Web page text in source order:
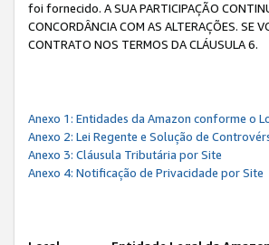
foi fornecido. A SUA PARTICIPAÇÃO
CONCORDÂNCIA COM AS ALTERAÇÕES. SE
CONTRATO NOS TERMOS DA CLÁUSULA 6.
Anexo 1: Entidades da Amazon conforme o
Anexo 2: Lei Regente e Solução de
Anexo 3: Cláusula Tributária por Site
Anexo 4: Notificação de Privacidade por Site